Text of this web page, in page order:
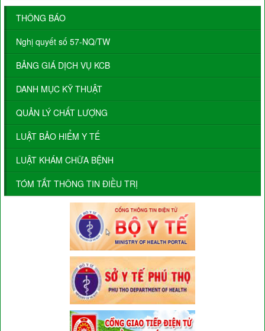
THÔNG BÁO
Nghị quyết số 57-NQ/TW
BẢNG GIÁ DỊCH VỤ KCB
DANH MỤC KỸ THUẬT
QUẢN LÝ CHẤT LƯỢNG
LUẬT BẢO HIỂM Y TẾ
LUẬT KHÁM CHỮA BỆNH
TÓM TẮT THÔNG TIN ĐIỀU TRỊ